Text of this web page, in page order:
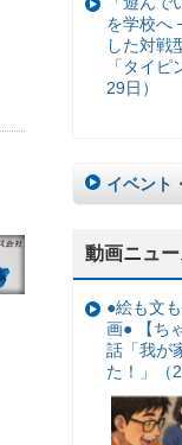
を学校へ
した対戦
「タイ
29日）
イベント
動画ニュー
●絵も文
画● 【ち
話「我が
た！」（